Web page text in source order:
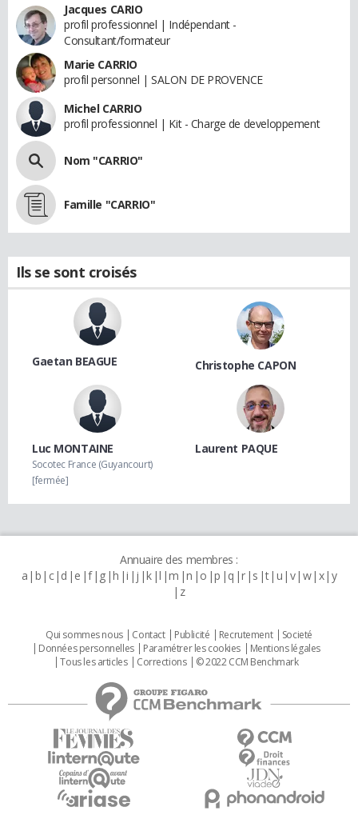
Jacques CARIO
profil professionnel | Indépendant -
Consultant/formateur
Marie CARRIO
profil personnel | SALON DE PROVENCE
Michel CARRIO
profil professionnel | Kit - Charge de developpement
Nom "CARRIO"
Famille "CARRIO"
Ils se sont croisés
Gaetan BEAGUE Christophe CAPON
Luc MONTAINE
Socotec France (Guyancourt)
[fermée]
Laurent PAQUE
Annuaire des membres :
a b c d e f g h i j k l m n o p q r s t u v w x y
z
Qui sommes nous Contact Publicité Recrutement
Societé
Données personnelles
Paramétrer les cookies
Mentions légales
Tous les articles
Corrections © 2022 CCM Benchmark